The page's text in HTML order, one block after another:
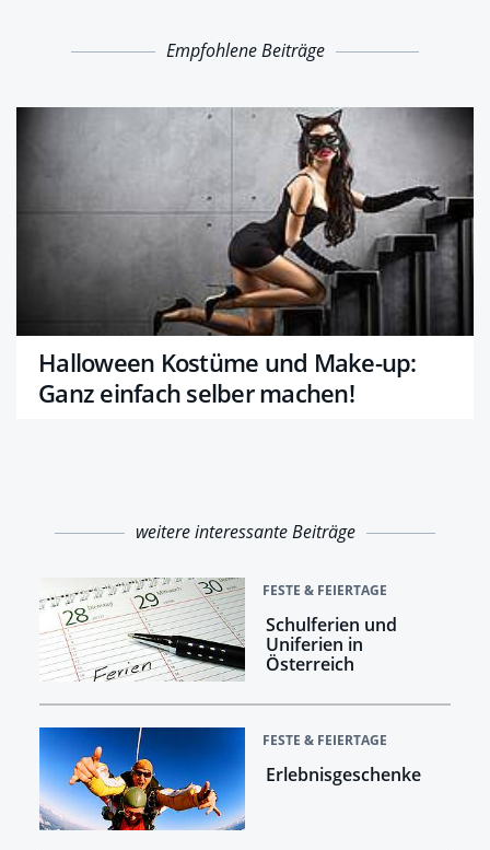
Empfohlene Beiträge
Halloween Kostüme und Make-up:
Ganz einfach selber machen!
weitere interessante Beiträge
FESTE & FEIERTAGE
Schulferien und
Uniferien in
Österreich
FESTE & FEIERTAGE
Erlebnisgeschenke